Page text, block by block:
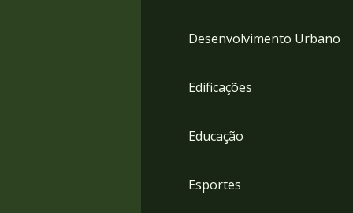
Desenvolvimento Urbano
Edificações
Educação
Esportes